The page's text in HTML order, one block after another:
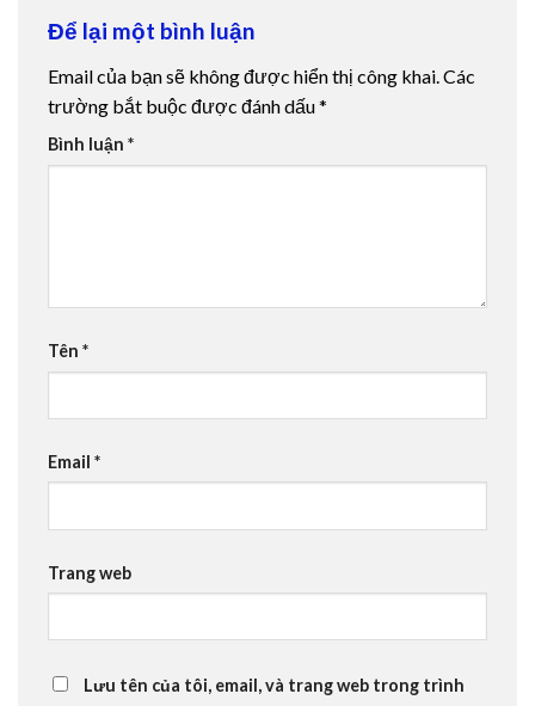
Để lại một bình luận
Email của bạn sẽ không được hiển thị công khai.Các
trường bắt buộc được đánh dấu*
Bình luận *
Tên *
Email *
Trang web
Lưu tên của tôi, email, và trang web trong trình